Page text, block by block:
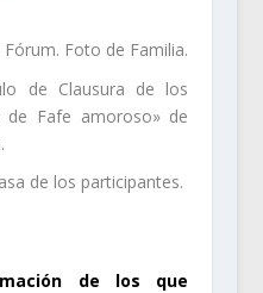
Fórum. Foto de Familia.
de Clausura de los
de Fafe amoroso» de
de los participantes.
de los que